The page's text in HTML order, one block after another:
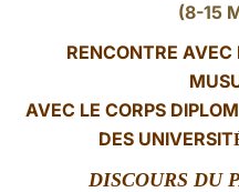
(8-15
RENCONTRE AVEC
AVEC LE CORPS
DES UNIVERSIT
DISCOURSDU